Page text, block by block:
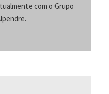
com o Grupo